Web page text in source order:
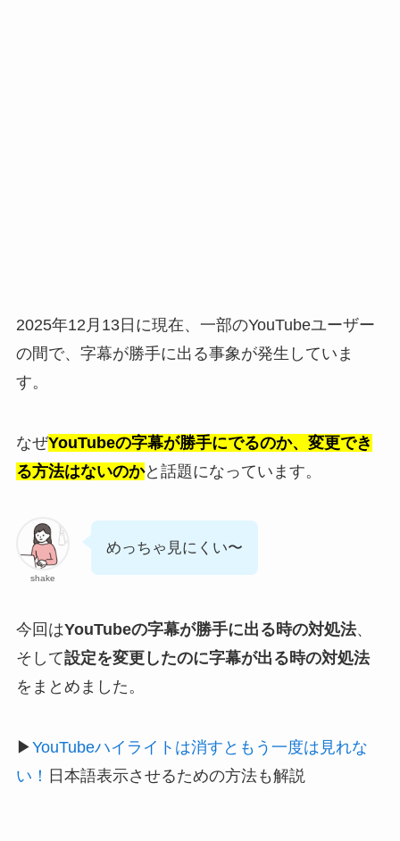
2025年12月13日に現在、一部のYouTubeユーザー
の間で、字幕が勝手に出る事象が発生していま
す。
なぜYouTubeの字幕が勝手にでるのか、変更でき
る方法はないのかと話題になっています。
shake
めっちゃ見にくい〜
今回はYouTubeの字幕が勝手に出る時の対処法、
そして設定を変更したのに字幕が出る時の対処法
をまとめました。
▶︎YouTubeハイライトは消すともう一度は見れな
い！ 日本語表示させるための方法も解説